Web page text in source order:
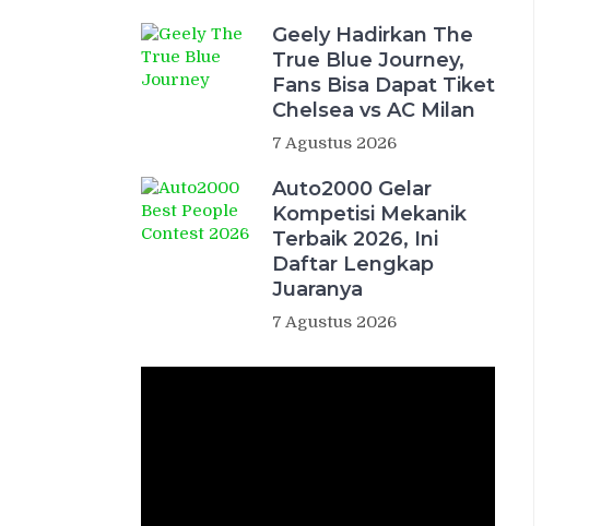
Geely Hadirkan The
True Blue Journey,
Fans Bisa Dapat Tiket
Chelsea vs AC Milan
7 Agustus 2026
Auto2000 Gelar
Kompetisi Mekanik
Terbaik 2026, Ini
Daftar Lengkap
Juaranya
7 Agustus 2026